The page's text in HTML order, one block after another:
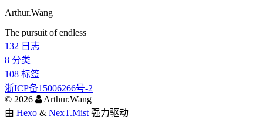
Arthur.Wang
The pursuit of endless
132 日志
8 分类
108 标签
浙ICP备15006266号-2
© 2026
Arthur.Wang
由 Hexo & NexT.Mist 强力驱动